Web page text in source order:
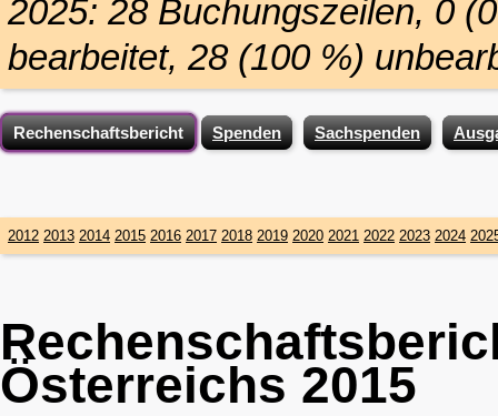
2025: 28 Buchungszeilen, 0
bearbeitet, 28 (100 %)
Rechenschaftsbericht Spenden Sachspenden
2012 2013 2014 2015 2016 2017 2018 2019 2020 2021 2022 2023 2024
Österreichs 2015